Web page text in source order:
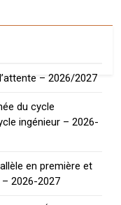
– 2026/2027
du cycle
ingénieur – 2026-
en première et
2026-2027